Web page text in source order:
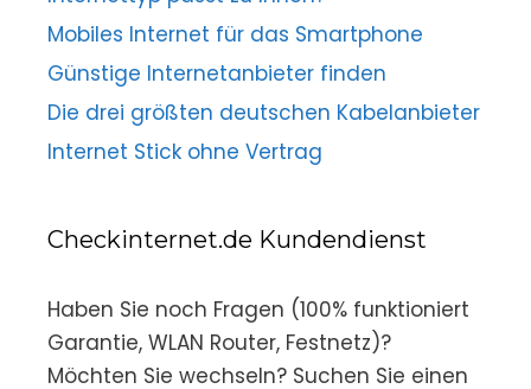
Mobiles Internet für das Smartphone
Günstige Internetanbieter finden
Die drei größten deutschen Kabelanbieter
Internet Stick ohne Vertrag
Checkinternet.de Kundendienst
Haben Sie noch Fragen (100% funktioniert
Garantie, WLAN Router, Festnetz)?
Möchten Sie wechseln? Suchen Sie einen